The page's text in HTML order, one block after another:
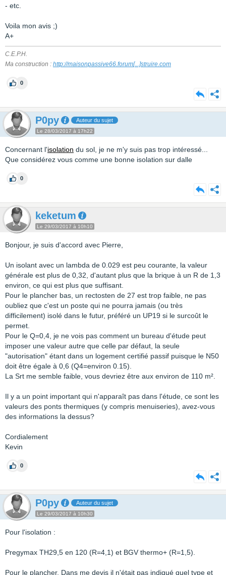
- etc.
Voila mon avis ;)
A+
C.E.P.H.
Ma construction : http://maisonpassive66.forum[...]struire.com
0
P0py Auteur du sujet
Le 28/03/2017 à 17h22
Concernant l'isolation du sol, je ne m'y suis pas trop intéressé...
Que considérez vous comme une bonne isolation sur dalle
0
keketum
Le 29/03/2017 à 10h10
Bonjour, je suis d'accord avec Pierre,
Un isolant avec un lambda de 0.029 est peu courante, la valeur
générale est plus de 0,32, d'autant plus que la brique à un R de 1,3
environ, ce qui est plus que suffisant.
Pour le plancher bas, un rectosten de 27 est trop faible, ne pas
oubliez que c'est un poste qui ne pourra jamais (ou très
difficilement) isolé dans le futur, préféré un UP19 si le surcoût le
permet.
Pour le Q=0,4, je ne vois pas comment un bureau d'étude peut
imposer une valeur autre que celle par défaut, la seule
"autorisation" étant dans un logement certifié passif puisque le N50
doit être égale à 0,6 (Q4=environ 0.15).
La Srt me semble faible, vous devriez être aux environ de 110 m².
Il y a un point important qui n'apparaît pas dans l'étude, ce sont les
valeurs des ponts thermiques (y compris menuiseries), avez-vous
des informations la dessus?
Cordialement
Kevin
0
P0py Auteur du sujet
Le 29/03/2017 à 10h30
Pour l'isolation :
Pregymax TH29,5 en 120 (R=4,1) et BGV thermo+ (R=1,5).
Pour le plancher, Dans me devis il n'était pas indiqué quel type et